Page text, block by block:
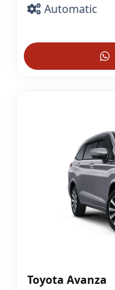
Automatic
Toyota Avanza